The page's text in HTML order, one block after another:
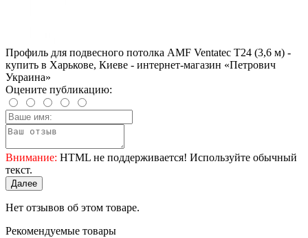
Профиль для подвесного потолка AMF Ventatec T24 (3,6 м) -
купить в Харькове, Киеве - интернет-магазин «Петрович
Украина»
Оцените публикацию:
Внимание: HTML не поддерживается! Используйте обычный
текст.
Далее
Нет отзывов об этом товаре.
Рекомендуемые товары